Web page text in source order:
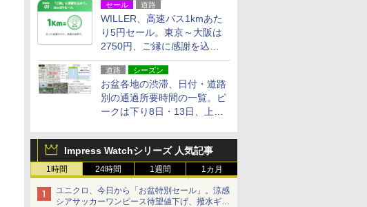
セール 道路
WILLER、高速バス1kmあた
り5円セール。東京～大阪は
2750円、ご縁に感謝を込め
た20周年記念キャンペーン
道路 シーズン
お盆各地の渋滞、日付・道路
別の通過所要時間の一覧。ピ
ークは下り8日・13日、上り
Impress Watchシリーズ 人気記事
1時間 24時間 1週間 1カ月
ユニクロ、今日から「お盆特別セール」。涼感
シアサッカーワンピース待望値下げ、撥水ギア